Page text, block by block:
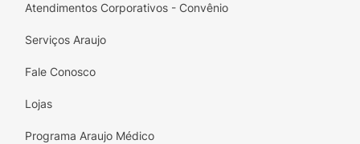
Atendimentos Corporativos - Convênio
Serviços Araujo
Fale Conosco
Lojas
Programa Araujo Médico